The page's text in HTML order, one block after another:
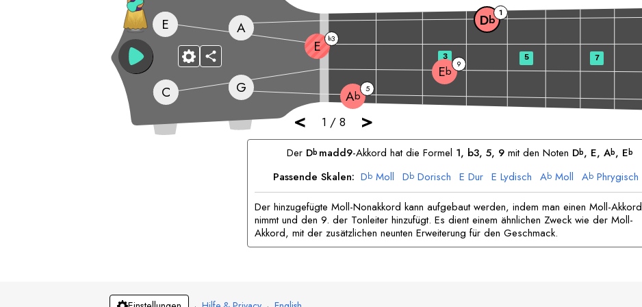
< 1 / 8 >
G Ab 5
C
Eb 9
E
E
b3
A Db 1
3 5 7
Der Db madd9-Akkord hat die Formel 1, b3, 5, 9mit den Noten Db, E, Ab, Eb
Passende Skalen: Db Moll Db Dorisch E Dur E Lydisch Ab Moll Ab Phrygisch
E Phrygisch E Lokrisch
Der hinzugefügte Moll-Nonakkord kann aufgebaut werden, indem man einen Moll-Akkord
nimmt und den 9. der Tonleiter hinzufügt. Es dient einem ähnlichen Zweck wie der Moll-
Akkord, mit der zusätzlichen neunten Erweiterung für den Geschmack.